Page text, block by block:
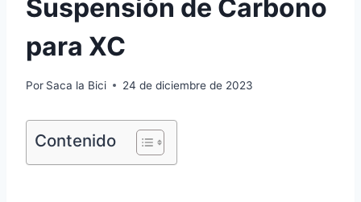
Suspensión de Carbono
para XC
Por Saca la Bici 24 de diciembre de 2023
Contenido